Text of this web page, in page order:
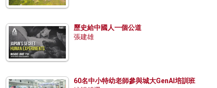
歷史給中國人一個公道
張建雄
60名中小特幼老師參與城大GenAI培訓班